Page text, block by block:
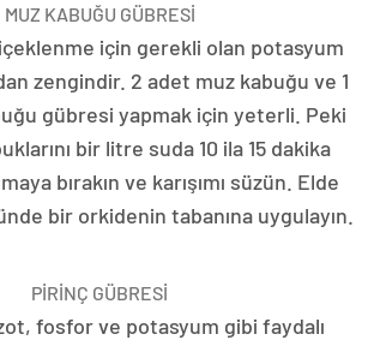
MUZ KABUĞU GÜBRESİ
için gerekli olan potasyum
zengindir. 2 adet muz kabuğu ve 1
gübresi yapmak için yeterli. Peki
bir litre suda 10 ila 15 dakika
bırakın ve karışımı süzün. Elde
bir orkidenin tabanına uygulayın.
PİRİNÇ GÜBRESİ
fosfor ve potasyum gibi faydalı